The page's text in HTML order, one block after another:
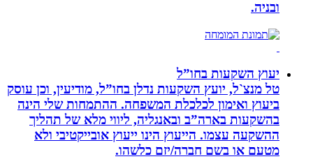
יעוץ השקעות בחו”ל
טל מנצ`ל, יועץ השקעות נדלן בחו”ל, מודיעין, וכן עוסק
ביעוץ ואימון לכלכלת המשפחה. ההתמחות שלי הינה
בהשקעות בארה”ב ובאנגליה, ליווי מלא של תהליך
ההשקעה עצמו. הייעוץ הינו ייעוץ אובייקטיבי ולא
מטעם או בשם חברה/יזם כלשהו.